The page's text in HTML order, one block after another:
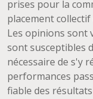
prises pour la
placement
Les opinions sont
sont susceptibles
nécessaire de s'y
performances
fiable des